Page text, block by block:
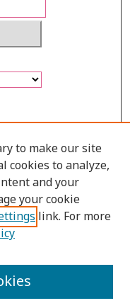
to make our site
cookies to analyze,
and your
your cookie
link. For more